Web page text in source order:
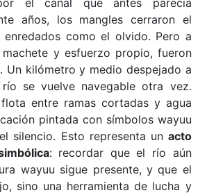
el canal que antes parecía
años, los mangles cerraron el
enredados como el olvido. Pero a
y esfuerzo propio, fueron
Un kilómetro y medio despejado a
se vuelve navegable otra vez.
entre ramas cortadas y agua
pintada con símbolos wayuu
silencio. Esto representa un acto
: recordar que el río aún
wayuu sigue presente, y que el
sino una herramienta de lucha y